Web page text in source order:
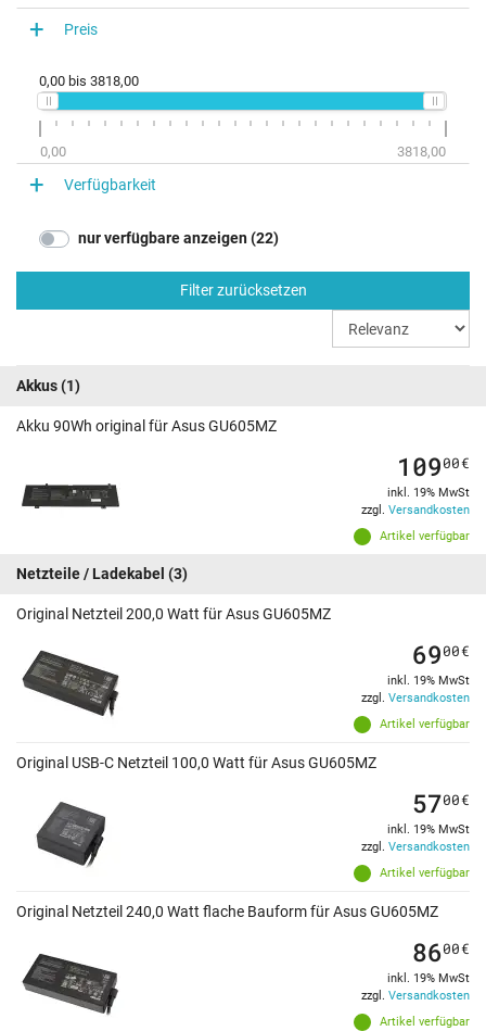
Preis
0,00 bis 3818,00
0,00 3818,00
Verfügbarkeit
nur verfügbare anzeigen (22)
Filter zurücksetzen
Akkus(1)
Akku 90Wh original für Asus GU605MZ
Artikel verfügbar
10900€
inkl. 19% MwSt
zzgl. Versandkosten
Netzteile / Ladekabel (3)
Original Netzteil 200,0 Watt für Asus GU605MZ
Artikel verfügbar
6900€
inkl. 19% MwSt
zzgl. Versandkosten
Original USB-C Netzteil 100,0 Watt für Asus GU605MZ
Artikel verfügbar
5700€
inkl. 19% MwSt
zzgl. Versandkosten
Original Netzteil 240,0 Watt flache Bauform für Asus GU605MZ
Artikel verfügbar
8600€
inkl. 19% MwSt
zzgl. Versandkosten